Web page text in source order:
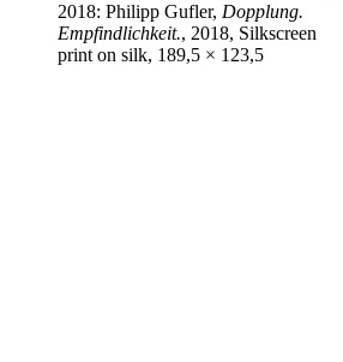
2018: Philipp Gufler, Dopplung.
Empfindlichkeit., 2018, Silkscreen
print on silk, 189,5 × 123,5